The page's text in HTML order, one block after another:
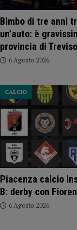
Bimbo di tre anni
un’auto: è
provincia di Treviso
6 Agosto 2026
Piacenza calcio
B: derby con
CALCIO
6 Agosto 2026